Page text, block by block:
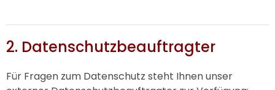
2. Datenschutzbeauftragter
Für Fragen zum Datenschutz steht Ihnen unser